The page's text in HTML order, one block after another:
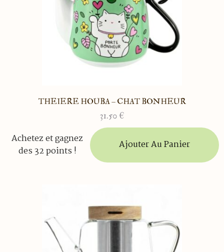
THEIERE HOUBA – CHAT BONHEUR
31.50 €
Achetez et gagnez
des 32 points !
Ajouter Au Panier